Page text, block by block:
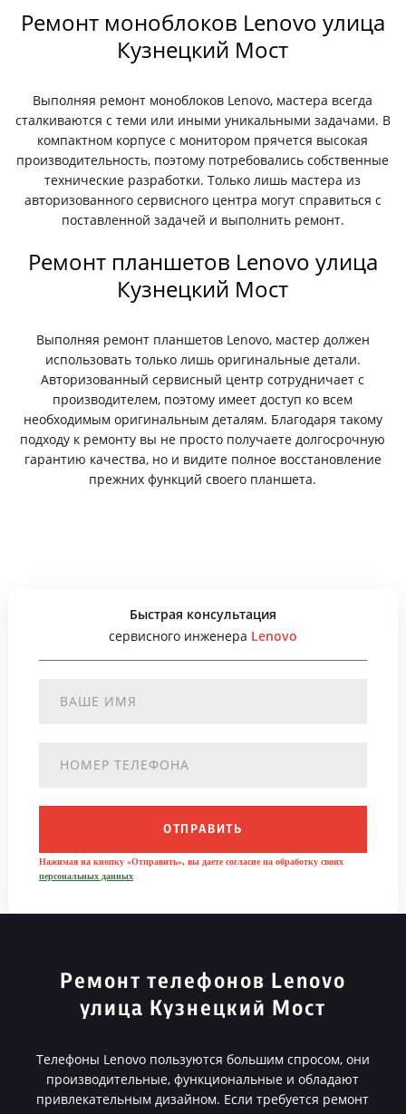
Ремонт моноблоков Lenovo улица
Кузнецкий Мост
Выполняя ремонт моноблоков Lenovo, мастера всегда
сталкиваются с теми или иными уникальными задачами. В
компактном корпусе с монитором прячется высокая
производительность, поэтому потребовались собственные
технические разработки. Только лишь мастера из
авторизованного сервисного центра могут справиться с
поставленной задачей и выполнить ремонт.
Ремонт планшетов Lenovo улица
Кузнецкий Мост
Выполняя ремонт планшетов Lenovo, мастер должен
использовать только лишь оригинальные детали.
Авторизованный сервисный центр сотрудничает с
производителем, поэтому имеет доступ ко всем
необходимым оригинальным деталям. Благодаря такому
подходу к ремонту вы не просто получаете долгосрочную
гарантию качества, но и видите полное восстановление
прежних функций своего планшета.
Быстрая консультация
сервисного инженера Lenovo
ОТПРАВИТЬ
Нажимая на кнопку «Отправить», вы даете согласие на обработку своих
персональных данных
Ремонт телефонов Lenovo
улица Кузнецкий Мост
Телефоны Lenovo пользуются большим спросом, они
производительные, функциональные и обладают
привлекательным дизайном. Если требуется ремонт